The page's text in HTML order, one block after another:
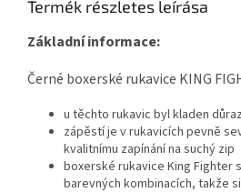
Termék részletes leírása
Základní informace:
Černé boxerské rukavice KING
u těchto rukavic byl kladen
zápěstí je v rukavicích pevně
kvalitnímu zapínání na suchý zip
boxerské rukavice King Fighter
barevných kombinacích, takže